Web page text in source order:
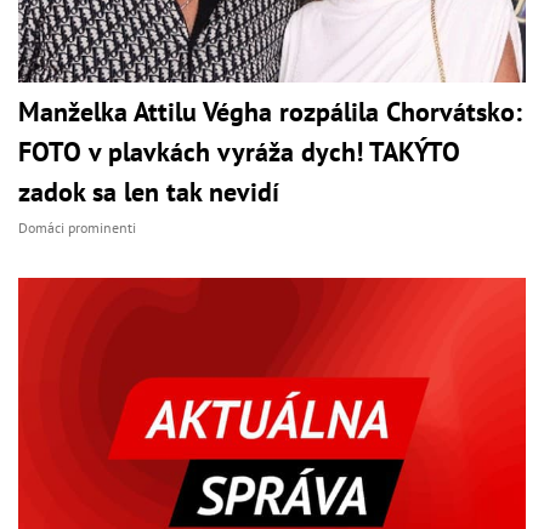
Manželka Attilu Végha rozpálila Chorvátsko:
FOTO v plavkách vyráža dych! TAKÝTO
zadok sa len tak nevidí
Domáci prominenti